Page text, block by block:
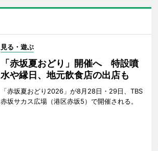
見る・遊ぶ
「赤坂夏おどり」開催へ 特設噴
水や縁日、地元飲食店の出店も
「赤坂夏おどり2026」が8月28日・29日、TBS
赤坂サカス広場（港区赤坂5）で開催される。